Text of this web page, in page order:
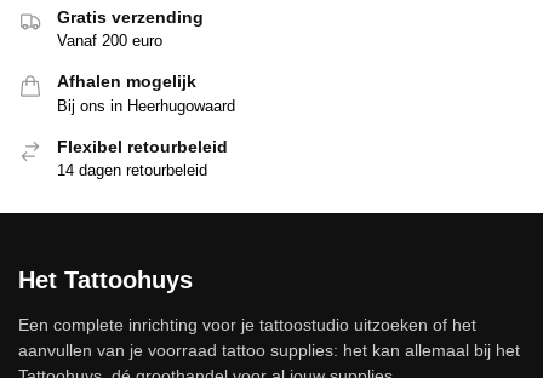
Gratis verzending
Vanaf 200 euro
Afhalen mogelijk
Bij ons in Heerhugowaard
Flexibel retourbeleid
14 dagen retourbeleid
Het Tattoohuys
Een complete inrichting voor je tattoostudio uitzoeken of het
aanvullen van je voorraad tattoo supplies: het kan allemaal bij het